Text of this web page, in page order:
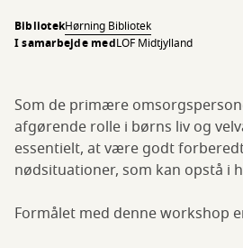
BibliotekHørning Bibliotek
I samarbejde medLOF Midtjylland
Som de primære
afgørende rolle i børns liv og
essentielt, at være godt
nødsituationer, som kan opstå i
Formålet med denne workshop